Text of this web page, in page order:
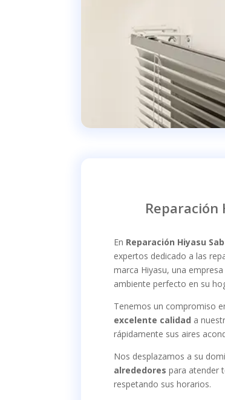
Reparación
En Reparación Hiyasu
expertos dedicado a las
marca Hiyasu, una
ambiente perfecto en su
Tenemos un compromiso
excelente calidad a
rápidamente sus aires
Nos desplazamos a su
alrededores para atender
respetando sus horarios.